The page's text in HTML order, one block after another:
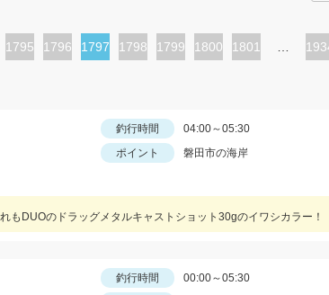
ペ
1795
ペ
1796
カ
1797
ペ
1798
ペ
1799
ペ
1800
ペ
1801
釣行時間
04:00～05:30
ポイント
磐田市の海岸
もDUOのドラッグメタルキャストショット30gのイワシカラー！
釣行時間
00:00～05:30